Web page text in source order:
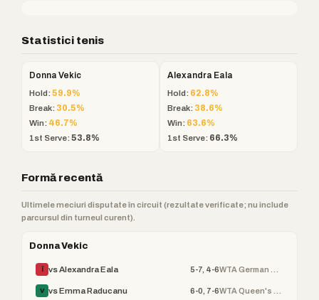
Statistici tenis
Donna Vekic
Hold:59.9%
Break: 30.5%
Win: 46.7%
1st Serve:53.8%
Alexandra Eala
Hold: 62.8%
Break: 38.6%
Win: 63.6%
1st Serve: 66.3%
Formă recentă
Ultimele meciuri disputate în circuit (rezultate verificate; nu include
parcursul din turneul curent).
Donna Vekic
Î vs Alexandra Eala 5-7, 4-6
V vs Emma Raducanu 6-0, 7-6